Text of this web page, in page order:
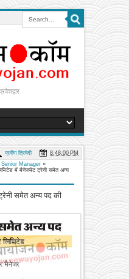
Senior Manager »
में मैनेजमेंट ट्रेनी समेत अन्य
समेत अन्य पद की
प्रवीण त्रिवेदी 8:48:00 PM